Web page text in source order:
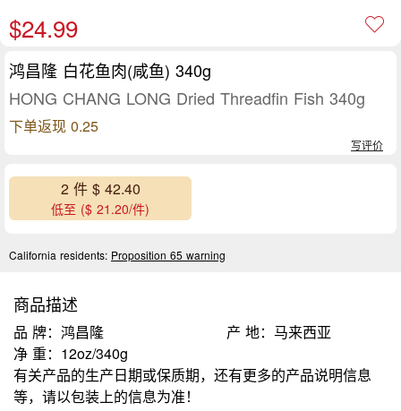
$24.99
鸿昌隆 白花鱼肉(咸鱼) 340g
HONG CHANG LONG Dried Threadfin Fish 340g
下单返现 0.25
写评价
2 件 $ 42.40
低至 ($ 21.20/件)
California residents: Proposition 65 warning
商品描述
品 牌：鸿昌隆
产 地：马来西亚
净 重：12oz/340g
有关产品的生产日期或保质期，还有更多的产品说明信息
等，请以包装上的信息为准！